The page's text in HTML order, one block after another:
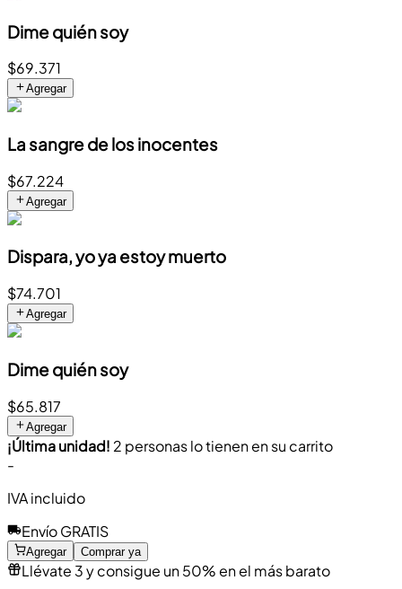
Dime quién soy
$69.371
Agregar
La sangre de los inocentes
$67.224
Agregar
Dispara, yo ya estoy muerto
$74.701
Agregar
Dime quién soy
$65.817
Agregar
¡Última unidad! 2 personas lo tienen en su carrito
-
IVA incluido
Envío GRATIS
Agregar Comprar ya
Llévate 3 y consigue un 50% en el más barato